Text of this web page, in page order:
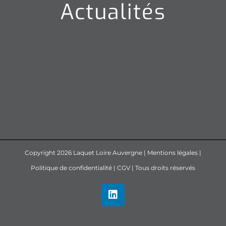
Actualités
Copyright 2026 Laquet Loire Auvergne | Mentions légales |
Politique de confidentialité | CGV | Tous droits réservés
LinkedIn